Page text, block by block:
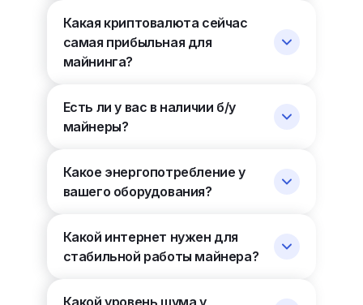
Какая криптовалюта сейчас
самая прибыльная для
майнинга?
Есть ли у вас в наличии б/у
майнеры?
Какое энергопотребление у
вашего оборудования?
Какой интернет нужен для
стабильной работы майнера?
Какой уровень шума у